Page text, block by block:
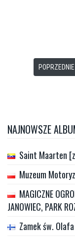
NAJNOWSZE
Saint Maarten
Muzeum
MAGICZNE
JANOWIEC, PARK
Zamek św.